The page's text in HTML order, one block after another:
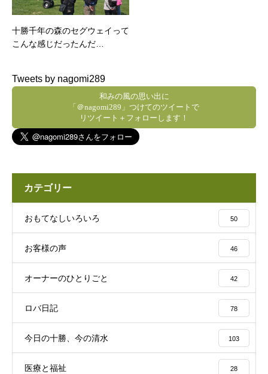
十勝千年の森のセグウェイって
こんな感じだったんだ…
Tweets by nagomi289
和みの風の思い出に
「＠nagomi289」つけてのツイートで
リツイート＋フォローします！
カテゴリー
おもてなしいろいろ 50
お客様の声 46
オーナーのひとりごと 42
ロバ日記 78
今日の十勝、今の清水 103
医療と福祉 28